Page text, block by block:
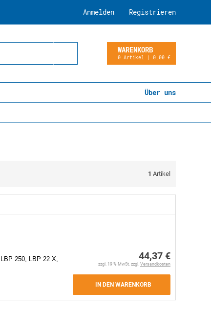
Registrieren
Anmelden
WARENKORB
0 Artikel | 0,00 €
Über uns
1 Artikel
250, LBP 22 X,
44,37 €
zzgl. 19 % MwSt. zzgl. Versandkosten
IN DEN WARENKORB